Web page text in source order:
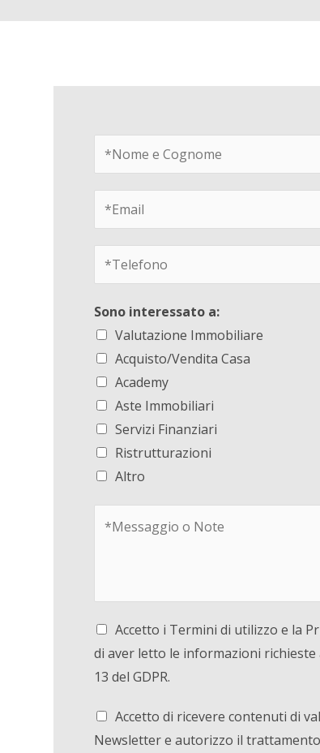
Sono interessato a:
Valutazione Immobiliare
Acquisto/Vendita Casa
Academy
Aste Immobiliari
Servizi Finanziari
Ristrutturazioni
Altro
Accetto i Termini di utilizzo e la
di aver letto le informazioni richieste
13 del GDPR.
Accetto di ricevere contenuti di
Newsletter e autorizzo il